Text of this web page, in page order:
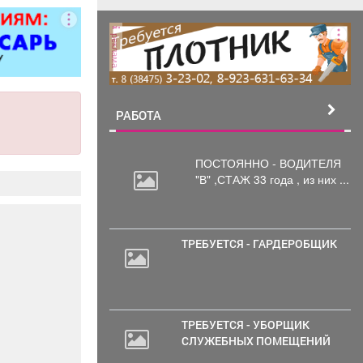
реклама
РАБОТА
ПОСТОЯННО - ВОДИТЕЛЯ
"В" ,СТАЖ 33 года , из них ...
ТРЕБУЕТСЯ - ГАРДЕРОБЩИК
ТРЕБУЕТСЯ - УБОРЩИК
СЛУЖЕБНЫХ ПОМЕЩЕНИЙ